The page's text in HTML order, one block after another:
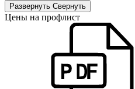
Развернуть Свернуть
Цены на профлист